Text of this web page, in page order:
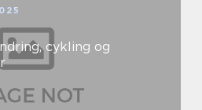
cykling og